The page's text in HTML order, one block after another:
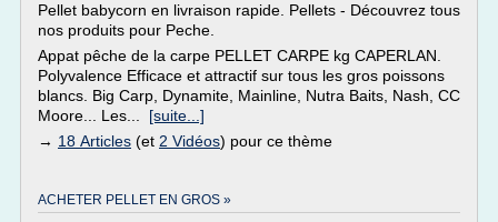
Pellet babycorn en livraison rapide. Pellets - Découvrez tous
nos produits pour Peche.
Appat pêche de la carpe PELLET CARPE kg CAPERLAN.
Polyvalence Efficace et attractif sur tous les gros poissons
blancs. Big Carp, Dynamite, Mainline, Nutra Baits, Nash, CC
Moore... Les... [suite...]
→ 18 Articles (et 2 Vidéos) pour ce thème
ACHETER PELLET EN GROS »